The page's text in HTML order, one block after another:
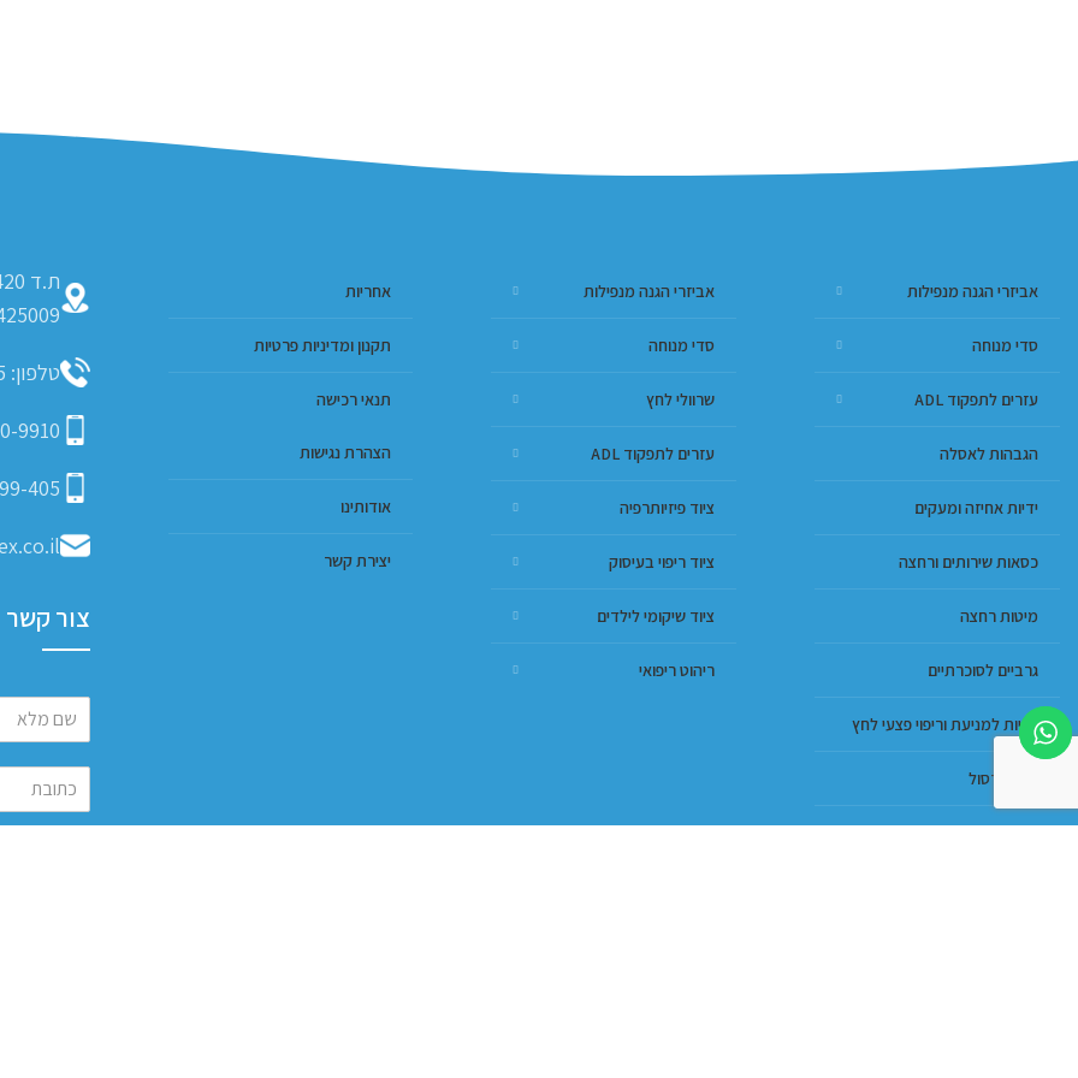
אביזרי הגנה מנפילות
סדי מנוחה
עזרים לתפקוד ADL
הגבהות לאסלה
ידיות אחיזה ומעקים
כסאות שירותים ורחצה
מיטות רחצה
גרביים לסוכרתיים
כריות למניעת וריפוי פצעי לחץ
מגני קרסול
מזרונים נגד פצעי לחץ
אביזרי הגנה מנפילות
סדי מנוחה
שרוולי לחץ
עזרים לתפקוד ADL
ציוד פיזיותרפיה
ציוד ריפוי בעיסוק
ציוד שיקומי לילדים
ריהוט ריפואי
אחריות
תקנון ומדיניות פרטיות
תנאי רכישה
הצהרת נגישות
אודותינו
יצירת קשר
טלפון: 09-793-9635
9910
405
צור קשר